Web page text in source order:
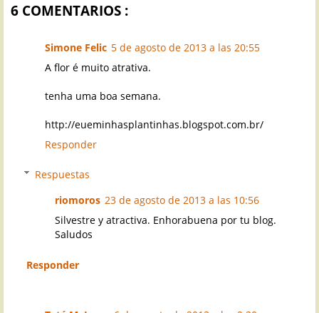
6 COMENTARIOS :
Simone Felic 5 de agosto de 2013 a las 20:55
A flor é muito atrativa.
tenha uma boa semana.
http://eueminhasplantinhas.blogspot.com.br/
Responder
Respuestas
riomoros 23 de agosto de 2013 a las 10:56
Silvestre y atractiva. Enhorabuena por tu blog.
Saludos
Responder